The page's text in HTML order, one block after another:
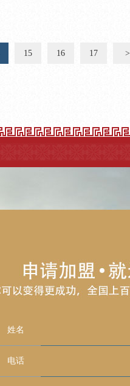
15 16 17 >
姓名
电话